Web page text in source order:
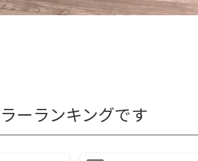
ーランキングです